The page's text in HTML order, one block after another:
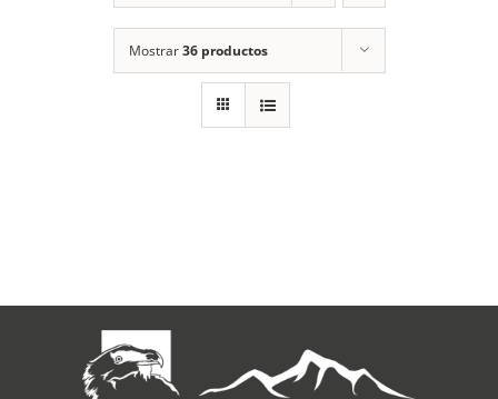
CONTACTO
Mostrar36 productos